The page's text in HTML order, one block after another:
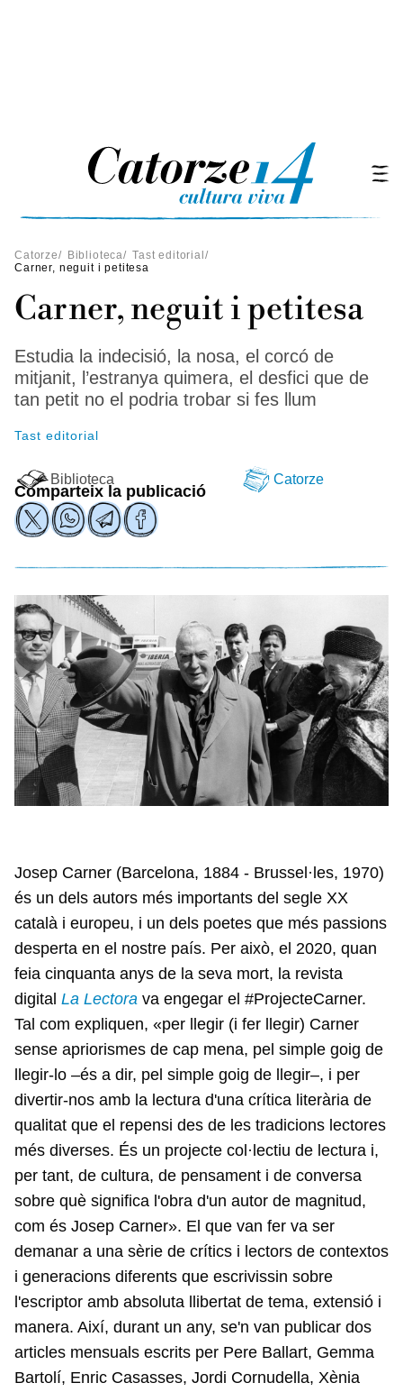
Catorze/ Biblioteca/ Tast editorial /
Carner, neguit i petitesa
Carner, neguit i petitesa
Estudia la indecisió, la nosa, el corcó de
mitjanit, l’estranya quimera, el desfici que de
tan petit no el podria trobar si fes llum
Tast editorial
Biblioteca Catorze
Comparteix la publicació
Josep Carner (Barcelona, 1884 - Brussel·les, 1970)
és un dels autors més importants del segle XX
català i europeu, i un dels poetes que més passions
desperta en el nostre país. Per això, el 2020, quan
feia cinquanta anys de la seva mort, la revista
digital La Lectora va engegar el #ProjecteCarner.
Tal com expliquen, «per llegir (i fer llegir) Carner
sense apriorismes de cap mena, pel simple goig de
llegir-lo –és a dir, pel simple goig de llegir–, i per
divertir-nos amb la lectura d'una crítica literària de
qualitat que el repensi des de les tradicions lectores
més diverses. És un projecte col·lectiu de lectura i,
per tant, de cultura, de pensament i de conversa
sobre què significa l'obra d'un autor de magnitud,
com és Josep Carner». El que van fer va ser
demanar a una sèrie de crítics i lectors de contextos
i generacions diferents que escrivissin sobre
l'escriptor amb absoluta llibertat de tema, extensió i
manera. Així, durant un any, se'n van publicar dos
articles mensuals escrits per Pere Ballart, Gemma
Bartolí, Enric Casasses, Jordi Cornudella, Xènia